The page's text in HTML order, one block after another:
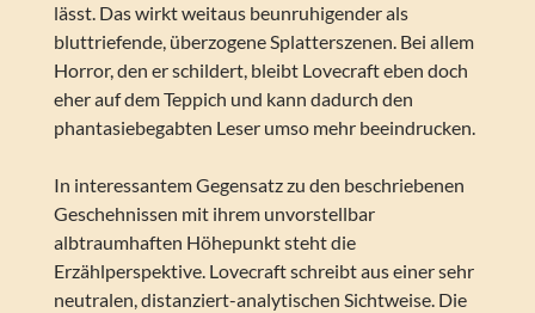
lässt. Das wirkt weitaus beunruhigender als
bluttriefende, überzogene Splatterszenen. Bei allem
Horror, den er schildert, bleibt Lovecraft eben doch
eher auf dem Teppich und kann dadurch den
phantasiebegabten Leser umso mehr beeindrucken.
In interessantem Gegensatz zu den beschriebenen
Geschehnissen mit ihrem unvorstellbar
albtraumhaften Höhepunkt steht die
Erzählperspektive. Lovecraft schreibt aus einer sehr
neutralen, distanziert-analytischen Sichtweise. Die